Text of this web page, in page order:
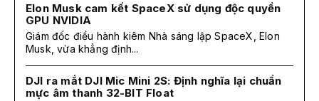
Elon Musk cam kết SpaceX sử dụng độc quyền
GPU NVIDIA
Giám đốc điều hành kiêm Nhà sáng lập SpaceX, Elon
Musk, vừa khẳng định...
DJI ra mắt DJI Mic Mini 2S: Định nghĩa lại chuẩn
mực âm thanh 32-BIT Float